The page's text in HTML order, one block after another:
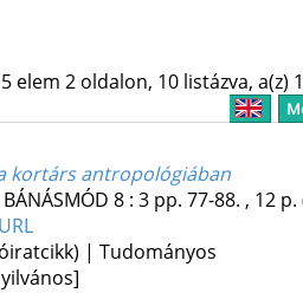
elem 2 oldalon, 10 listázva, a(z)
kortárs antropológiában
8: 3 pp. 77-88. , 12 p.
| Tudományos